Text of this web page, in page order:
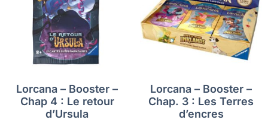
Lorcana – Booster –
Chap 4 : Le retour
d’Ursula
Lorcana – Booster –
Chap. 3 : Les Terres
d’encres